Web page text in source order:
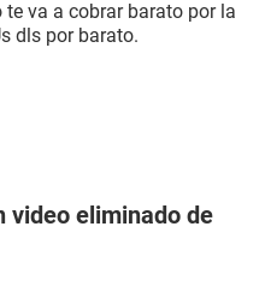
va a cobrar barato por la
dls por barato.
video eliminado de